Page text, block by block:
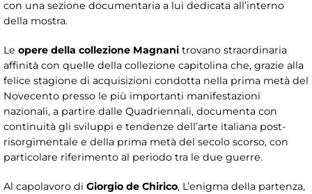
con una sezione documentaria a lui dedicata all’interno
della mostra.
Le opere della collezione Magnani trovano straordinaria
affinità con quelle della collezione capitolina che, grazie alla
felice stagione di acquisizioni condotta nella prima metà del
Novecento presso le più importanti manifestazioni
nazionali, a partire dalle Quadriennali, documenta con
continuità gli sviluppi e tendenze dell’arte italiana post-
risorgimentale e della prima metà del secolo scorso, con
particolare riferimento al periodo tra le due guerre.
Al capolavoro di Giorgio de Chirico, L’enigma della partenza,